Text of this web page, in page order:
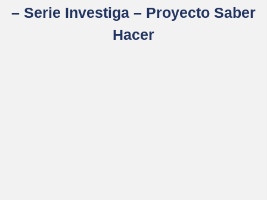
– Serie Investiga – Proyecto Saber
Hacer